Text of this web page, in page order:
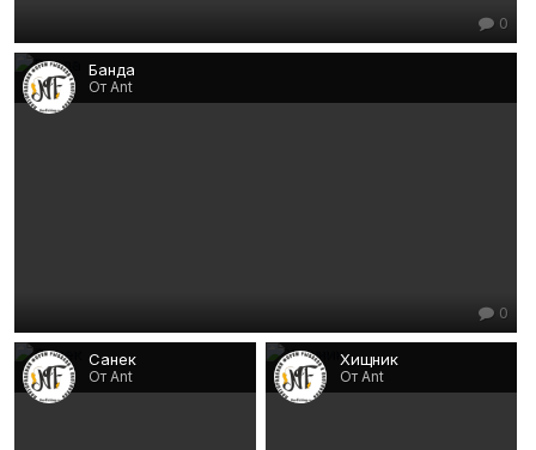
0
Банда
От Ant
0
Санек
От Ant
Хищник
От Ant